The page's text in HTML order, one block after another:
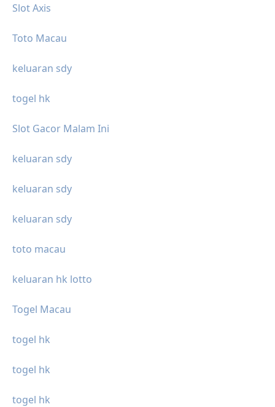
Slot Axis
Toto Macau
keluaran sdy
togel hk
Slot Gacor Malam Ini
keluaran sdy
keluaran sdy
keluaran sdy
toto macau
keluaran hk lotto
Togel Macau
togel hk
togel hk
togel hk